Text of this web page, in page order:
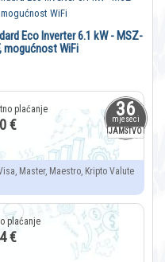
36
mjeseci
JAMSTVO
Eco Inverter 6.1 kW - MSZ-
mogućnost WiFi
€
Master, Maestro, Kripto Valute
€